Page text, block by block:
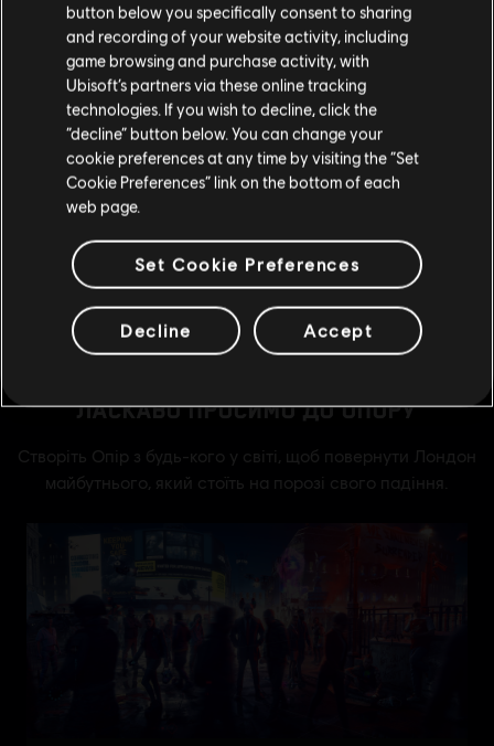
Відвідайте наш місцевий магазин, аби зробити
покупку.
Залишитися в поточному магазині
Оновіть своє місцезнаходження
button below you specifically consent to sharing
and recording of your website activity, including
game browsing and purchase activity, with
Ubisoft’s partners via these online tracking
technologies. If you wish to decline, click the
“decline” button below. You can change your
cookie preferences at any time by visiting the “Set
Cookie Preferences” link on the bottom of each
web page.
Set Cookie Preferences
Decline Accept